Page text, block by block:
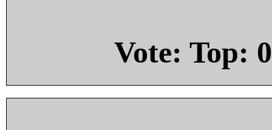
Vote: Top: 0